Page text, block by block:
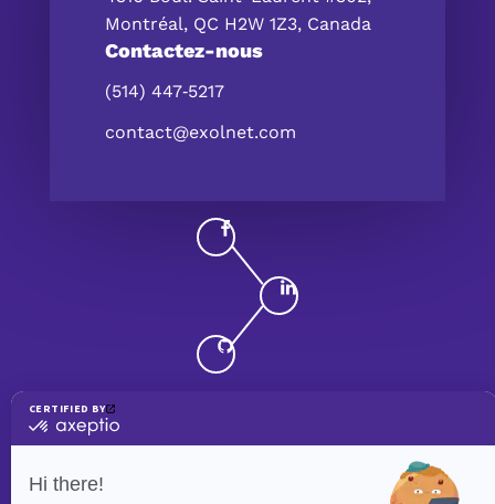
Montréal, QC H2W 1Z3, Canada
Contactez-nous
(514) 447‑5217
contact@exolnet.com
©eXolnet
Politique de confidentialité